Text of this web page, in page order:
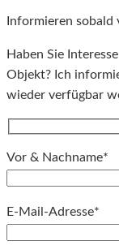
Informieren sobald
Haben Sie
Objekt? Ich
wieder verfügbar
Vor & Nachname*
E-Mail-Adresse*